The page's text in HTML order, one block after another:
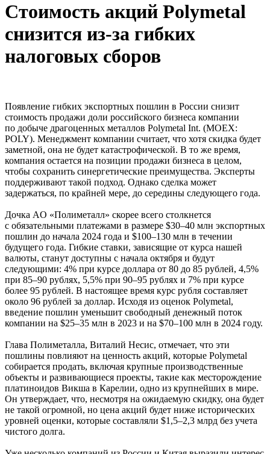
Стоимость акций Polymetal
снизится из-за гибких
налоговых сборов
Появление гибких экспортных пошлин в России снизит
стоимость продажи доли российского бизнеса компании
по добыче драгоценных металлов Polymetal Int. (MOEX:
POLY). Менеджмент компании считает, что хотя скидка будет
заметной, она не будет катастрофической. В то же время,
компания остается на позиции продажи бизнеса в целом,
чтобы сохранить синергетические преимущества. Эксперты
поддерживают такой подход. Однако сделка может
задержаться, по крайней мере, до середины следующего года.
Дочка AO «Полиметалл» скорее всего столкнется
с обязательными платежами в размере $30–40 млн экспортных
пошлин до начала 2024 года и $100–130 млн в течении
будущего года. Гибкие ставки, зависящие от курса нашей
валюты, станут доступны с начала октября и будут
следующими: 4% при курсе доллара от 80 до 85 рублей, 4,5%
при 85–90 рублях, 5,5% при 90–95 рублях и 7% при курсе
более 95 рублей. В настоящее время курс рубля составляет
около 96 рублей за доллар. Исходя из оценок Polymetal,
введение пошлин уменьшит свободный денежный поток
компании на $25–35 млн в 2023 и на $70–100 млн в 2024 году.
Глава Полиметалла, Виталий Несис, отмечает, что эти
пошлины повлияют на ценность акций, которые Polymetal
собирается продать, включая крупные производственные
объекты и развивающиеся проекты, такие как месторождение
платиноидов Викша в Карелии, одно из крупнейших в мире.
Он утверждает, что, несмотря на ожидаемую скидку, она будет
не такой огромной, но цена акций будет ниже исторических
уровней оценки, которые составляли $1,5–2,3 млрд без учета
чистого долга.